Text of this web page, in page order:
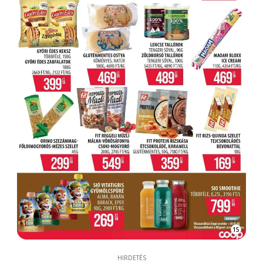
15
HIRDETÉS